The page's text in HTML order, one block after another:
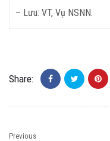
– Lưu: VT, Vụ NSNN.
Share:
Previous